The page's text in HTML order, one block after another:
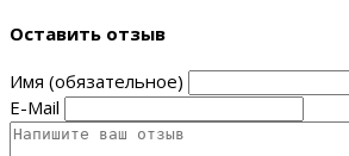
Оставить отзыв
Имя (обязательное)
E-Mail